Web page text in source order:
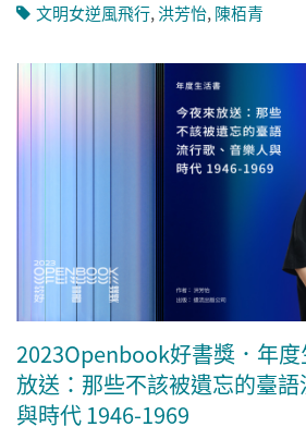
文明女逆風飛行,洪芳怡,陳栢青
2023Openbook好書獎．年
放送：那些不該被遺忘的臺
與時代 1946-1969